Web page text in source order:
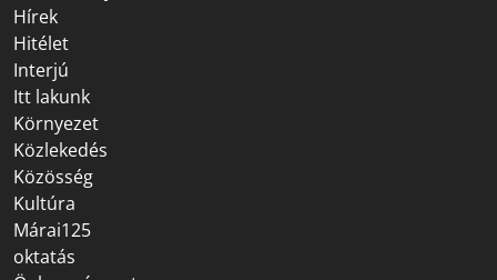
Hírek
Hitélet
Interjú
Itt lakunk
Környezet
Közlekedés
Közösség
Kultúra
Márai125
oktatás